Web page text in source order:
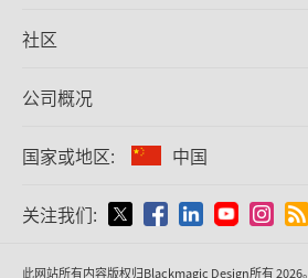
Ultimatte
采集和输出
格式转换
网络存储
支持中心
社区
公司概况
关于我们
媒体
国家或地区: 中国
请选择国家或地区
关注我们:
此网站所有内容版权归Blackmagic Design所有 2026。